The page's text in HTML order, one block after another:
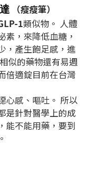
（瘦瘦筆）
1類似物。 人體
素，來降低血糖，
，產生飽足感，進
相似的藥物還有易週
倍適錠目前在台灣
心感、嘔吐。 所以
是針對醫學上的成
能不能用藥，要到